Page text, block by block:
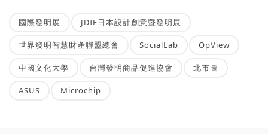
國際發明展 JDIE日本設計創意暨發明展
世界發明智慧財產聯盟總會 SocialLab OpView
中國文化大學 台灣發明商品促進協會 北市圖
ASUS Microchip